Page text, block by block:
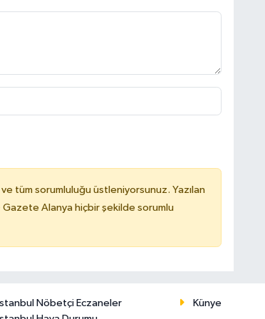
tüm sorumluluğu üstleniyorsunuz. Yazılan
Alanya hiçbir şekilde sorumlu
İstanbul Nöbetçi Eczaneler
Künye